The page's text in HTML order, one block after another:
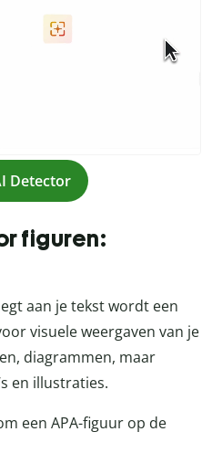
Detector
figuren:
aan je tekst wordt een
visuele weergaven van je
diagrammen, maar
en illustraties.
een APA-figuur op de